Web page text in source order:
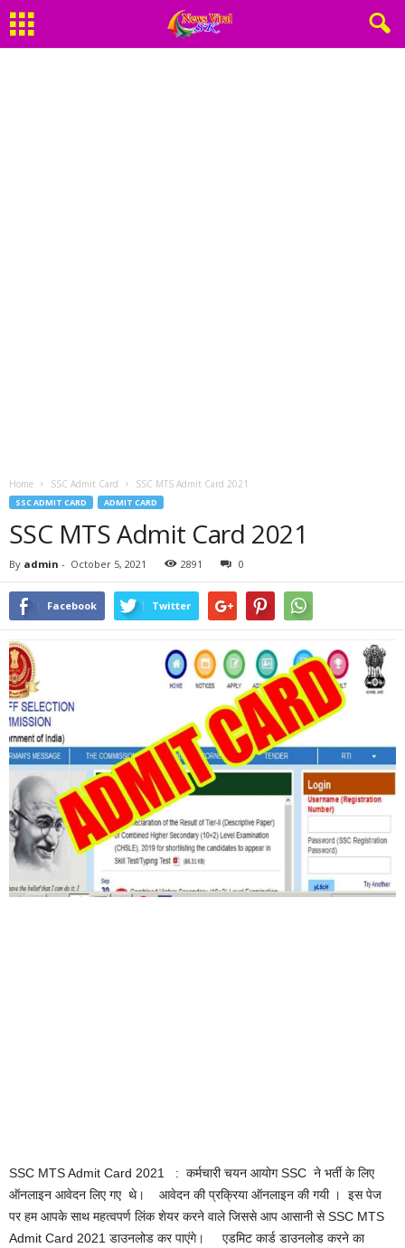
Home SSC Admit Card SSC MTS Admit Card 2021
SSC ADMIT CARD ADMIT CARD
SSC MTS Admit Card 2021
By admin - October 5, 2021 2891 0
Facebook Twitter
SSC MTS Admit Card 2021 : कर्मचारी चयन आयोग SSC ने भर्ती के लिए
ऑनलाइन आवेदन लिए गए थे। आवेदन की प्रक्रिया ऑनलाइन की गयी । इस पेज
पर हम आपके साथ महत्वपर्ण लिंक शेयर करने वाले जिससे आप आसानी से SSC MTS
Admit Card 2021 डाउनलोड कर पाएंगे। एडमिट कार्ड डाउनलोड करने का